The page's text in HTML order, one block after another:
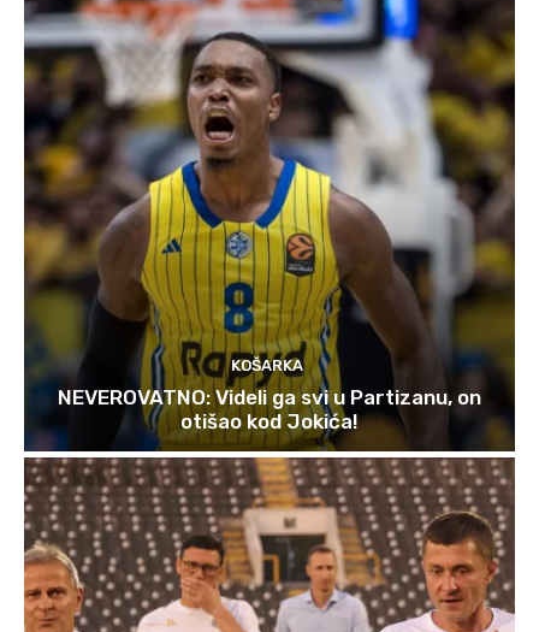
KOŠARKA
NEVEROVATNO: Videli ga svi u Partizanu, on
otišao kod Jokića!